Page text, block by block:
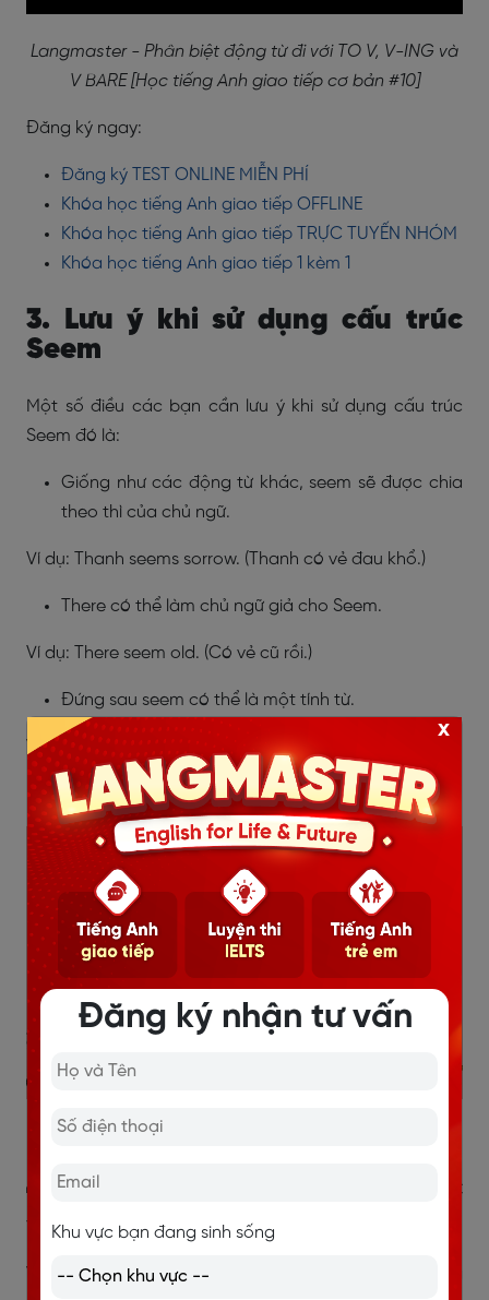
Langmaster - Phân biệt động từ đi với TO V, V-ING và
V BARE [Học tiếng Anh giao tiếp cơ bản #10]
Đăng ký ngay:
Đăng ký TEST ONLINE MIỄN PHÍ
Khóa học tiếng Anh giao tiếp OFFLINE
Khóa học tiếng Anh giao tiếp TRỰC TUYẾN NHÓM
Khóa học tiếng Anh giao tiếp 1 kèm 1
3. Lưu ý khi sử dụng cấu trúc
Seem
Một số điều các bạn cần lưu ý khi sử dụng cấu trúc
Seem đó là:
Giống như các động từ khác, seem sẽ được chia
theo thì của chủ ngữ.
Ví dụ: Thanh seems sorrow. (Thanh có vẻ đau khổ.)
There có thể làm chủ ngữ giả cho Seem.
Ví dụ: There seem old. (Có vẻ cũ rồi.)
Đứng sau seem có thể là một tính từ.
Ví dụ: An seems good. (Anna có vẻ tốt.)
Seem không thể đứng vai trò là ngoại động từ.
Các lưu ý khi sử dụng cấu trúc Seem
4. Bài tập vận dụng cấu trúc
Seem
Vận dụng kiến thức về
Đăng ký nhận tư vấn
Khu vực bạn đang sinh sống
x